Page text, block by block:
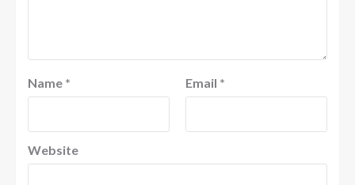
Name * Email *
Website